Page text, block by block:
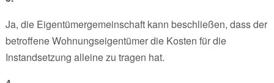
Ja, die Eigentümergemeinschaft kann beschließen, dass der
betroffene Wohnungseigentümer die Kosten für die
Instandsetzung alleine zu tragen hat.